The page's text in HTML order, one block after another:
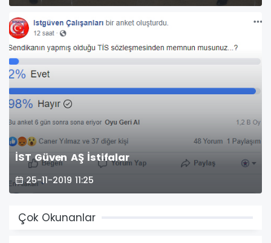
İST Güven AŞ İstifalar
25-11-2019 11:25
Çok Okunanlar